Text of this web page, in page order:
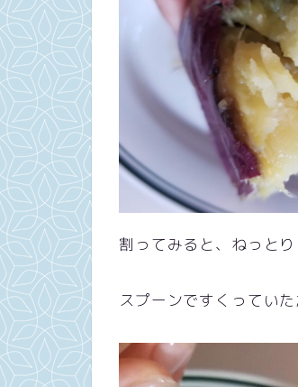
割ってみると、ねっとり
スプーンですくってい